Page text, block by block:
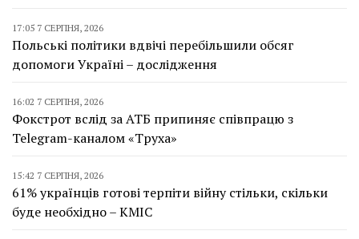
17:05 7 СЕРПНЯ, 2026
Польські політики вдвічі перебільшили обсяг
допомоги Україні – дослідження
16:02 7 СЕРПНЯ, 2026
Фокстрот вслід за АТБ припиняє співпрацю з
Telegram-каналом «Труха»
15:42 7 СЕРПНЯ, 2026
61% українців готові терпіти війну стільки, скільки
буде необхідно – КМІС